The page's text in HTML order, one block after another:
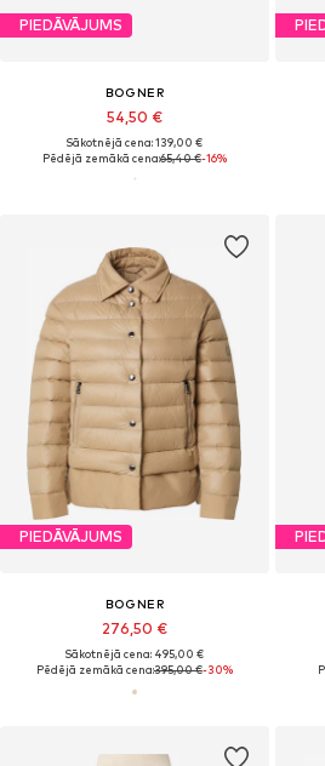
PIEDĀVĀJUMS
BOGNER
54,50 €
Sākotnējā cena: 139,00 €
Pēdējā zemākā cena:65,40 €-16%
PIEDĀVĀJUMS
BOGNER
276,50 €
Sākotnējā cena: 495,00 €
Pēdējā zemākā cena:395,00 €-30%